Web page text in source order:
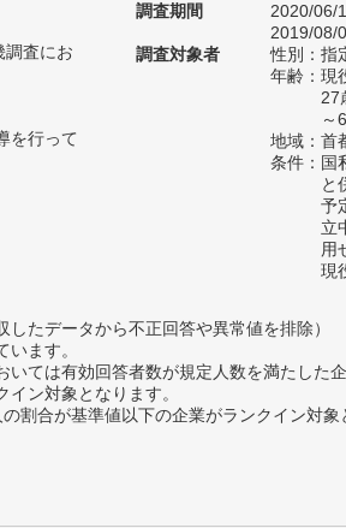
調査にお
を行って
調査期間
2020/06/
2019/08/
調査対象者
性別：指
年齢：現
27
～
地域：首
条件：国
と
予
立
用
現
たデータから不正回答や異常値を排除）
ます。
ては有効回答者数が規定人数を満たした
ン対象となります。
合が基準値以下の企業がランクイン対象